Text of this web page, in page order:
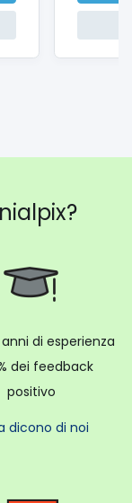
di esperienza
dei feedback
positivo
dicono di noi